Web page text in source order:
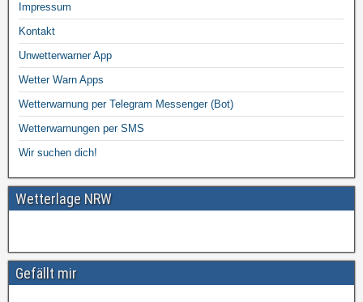
Impressum
Kontakt
Unwetterwarner App
Wetter Warn Apps
Wetterwarnung per Telegram Messenger (Bot)
Wetterwarnungen per SMS
Wir suchen dich!
Wetterlage NRW
Gefällt mir